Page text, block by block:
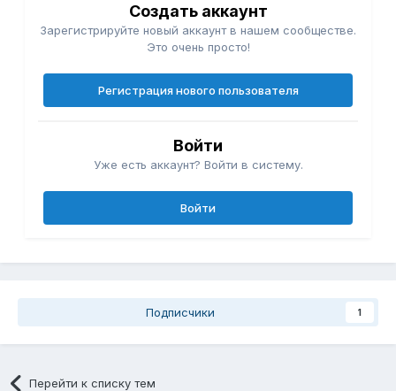
Создать аккаунт
Зарегистрируйте новый аккаунт в нашем сообществе.
Это очень просто!
Регистрация нового пользователя
Войти
Уже есть аккаунт? Войти в систему.
Войти
Подписчики 1
Перейти к списку тем